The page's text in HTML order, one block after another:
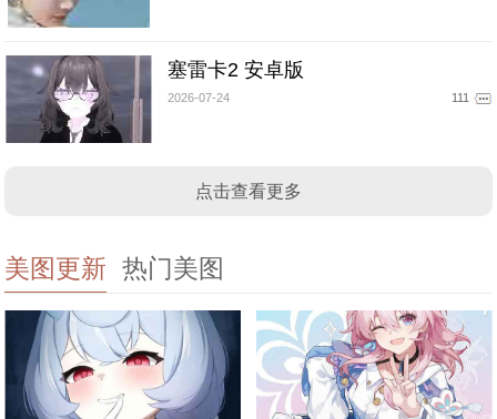
塞雷卡2 安卓版
2026-07-24 111
点击查看更多
美图更新 热门美图